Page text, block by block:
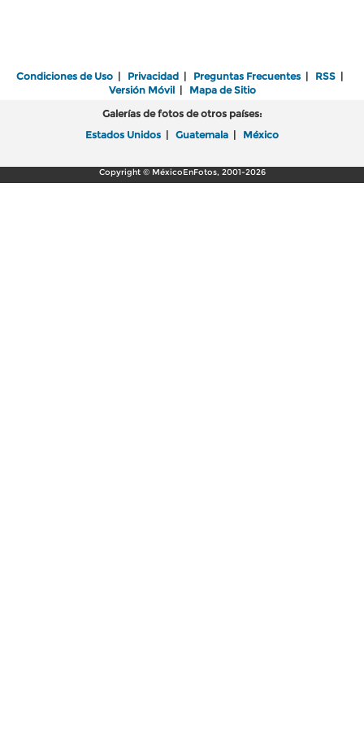
Condiciones de Uso | Privacidad | Preguntas Frecuentes | RSS |
Versión Móvil| Mapa de Sitio
Galerías de fotos de otros países:
Estados Unidos | Guatemala | México
Copyright © MéxicoEnFotos, 2001-2026